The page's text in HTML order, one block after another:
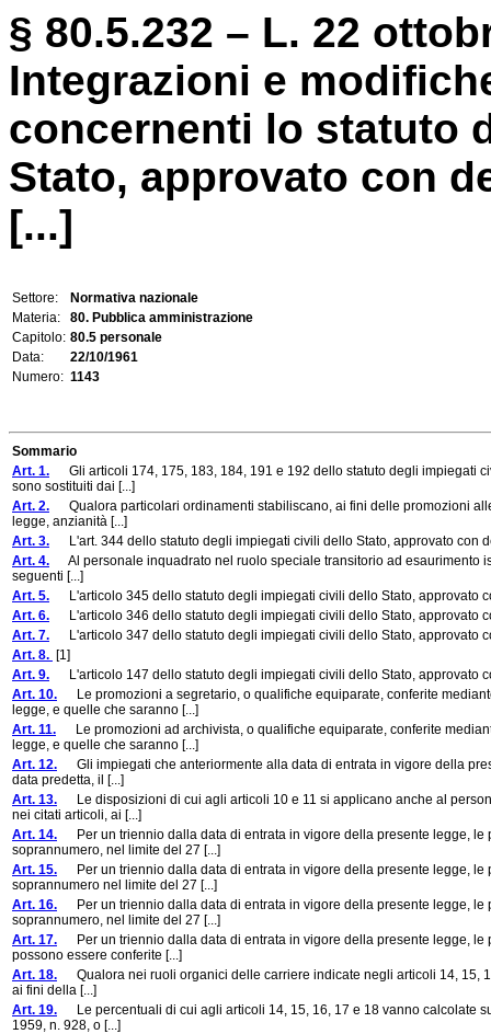
§ 80.5.232 – L. 22
Integrazioni e
concernenti lo statuto
Stato, approvato con
[...]
Settore:
Normativa nazionale
Materia:
80. Pubblica amministrazione
Capitolo: 80.5 personale
Data:
22/10/1961
Numero: 1143
Sommario
Art. 1. Gli articoli 174, 175, 183, 184, 191 e 192 dello statuto degli impiegati
sono sostituiti dai [...]
Art. 2. Qualora particolari ordinamenti stabiliscano, ai fini delle promozioni
legge, anzianità [...]
Art. 3. L'art. 344 dello statuto degli impiegati civili dello Stato, approvato con
Art. 4. Al personale inquadrato nel ruolo speciale transitorio ad esaurimento
seguenti [...]
Art. 5. L'articolo 345 dello statuto degli impiegati civili dello Stato, approvato
Art. 6. L'articolo 346 dello statuto degli impiegati civili dello Stato, approvato
Art. 7. L'articolo 347 dello statuto degli impiegati civili dello Stato, approvato
Art. 8. [1]
Art. 9. L'articolo 147 dello statuto degli impiegati civili dello Stato, approvato
Art. 10. Le promozioni a segretario, o qualifiche equiparate, conferite
legge, e quelle che saranno [...]
Art. 11. Le promozioni ad archivista, o qualifiche equiparate, conferite
legge, e quelle che saranno [...]
Art. 12. Gli impiegati che anteriormente alla data di entrata in vigore della
data predetta, il [...]
Art. 13. Le disposizioni di cui agli articoli 10 e 11 si applicano anche al
nei citati articoli, ai [...]
Art. 14. Per un triennio dalla data di entrata in vigore della presente legge, le
soprannumero, nel limite del 27 [...]
Art. 15. Per un triennio dalla data di entrata in vigore della presente legge, le
soprannumero nel limite del 27 [...]
Art. 16. Per un triennio dalla data di entrata in vigore della presente legge, le
soprannumero, nel limite del 27 [...]
Art. 17. Per un triennio dalla data di entrata in vigore della presente legge, le
possono essere conferite [...]
Art. 18. Qualora nei ruoli organici delle carriere indicate negli articoli 14, 15,
ai fini della [...]
Art. 19. Le percentuali di cui agli articoli 14, 15, 16, 17 e 18 vanno calcolate
1959, n. 928, o [...]